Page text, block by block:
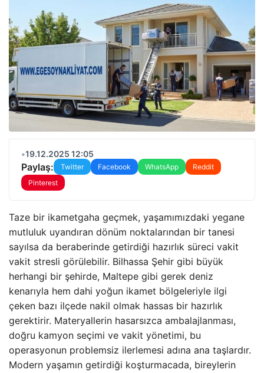
•19.12.2025 12:05
Paylaş: Twitter Facebook WhatsApp
Reddit
Pinterest
Taze bir ikametgaha geçmek, yaşamımızdaki yegane
mutluluk uyandıran dönüm noktalarından bir tanesi
sayılsa da beraberinde getirdiği hazırlık süreci vakit
vakit stresli görülebilir. Bilhassa Şehir gibi büyük
herhangi bir şehirde, Maltepe gibi gerek deniz
kenarıyla hem dahi yoğun ikamet bölgeleriyle ilgi
çeken bazı ilçede nakil olmak hassas bir hazırlık
gerektirir. Materyallerin hasarsızca ambalajlanması,
doğru kamyon seçimi ve vakit yönetimi, bu
operasyonun problemsiz ilerlemesi adına ana taşlardır.
Modern yaşamın getirdiği koşturmacada, bireylerin